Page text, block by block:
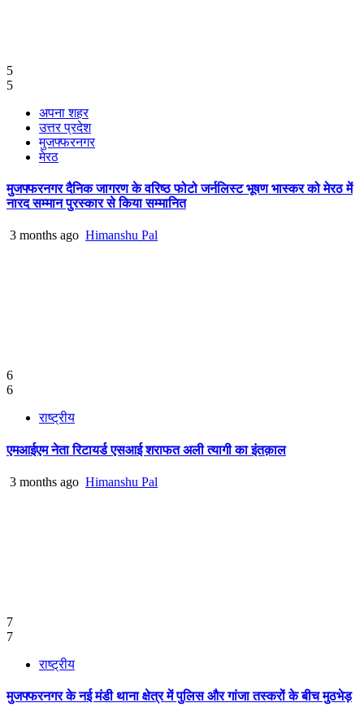
5
5
अपना शहर
उत्तर प्रदेश
मुजफ्फरनगर
मेरठ
मुजफ्फरनगर दैनिक जागरण के वरिष्ठ फोटो जर्नलिस्ट भूषण भास्कर को मेरठ में
नारद सम्मान पुरस्कार से किया सम्मानित
3 months ago Himanshu Pal
6
6
राष्ट्रीय
एमआईएम नेता रिटायर्ड एसआई शराफत अली त्यागी का इंतक़ाल
3 months ago Himanshu Pal
7
7
राष्ट्रीय
मुजफ्फरनगर के नई मंडी थाना क्षेत्र में पुलिस और गांजा तस्करों के बीच मुठभेड़